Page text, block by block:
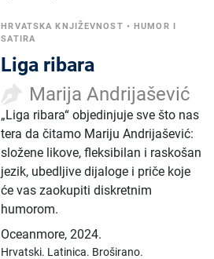
HRVATSKA KNJIŽEVNOST •HUMOR I
SATIRA
Liga ribara
Marija Andrijašević
„Liga ribara“ objedinjuje sve što nas
tera da čitamo Mariju Andrijašević:
složene likove, fleksibilan i raskošan
jezik, ubedljive dijaloge i priče koje
će vas zaokupiti diskretnim
humorom.
Oceanmore,2024.
Hrvatski. Latinica. Broširano.